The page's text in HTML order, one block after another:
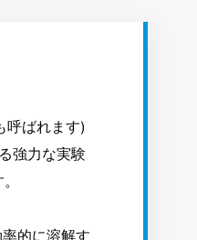
呼ばれます)
強力な実験
的に溶解す